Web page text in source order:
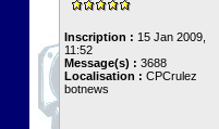
Inscription : 15 Jan 2009,
11:52
Message(s) : 3688
Localisation : CPCrulez
botnews